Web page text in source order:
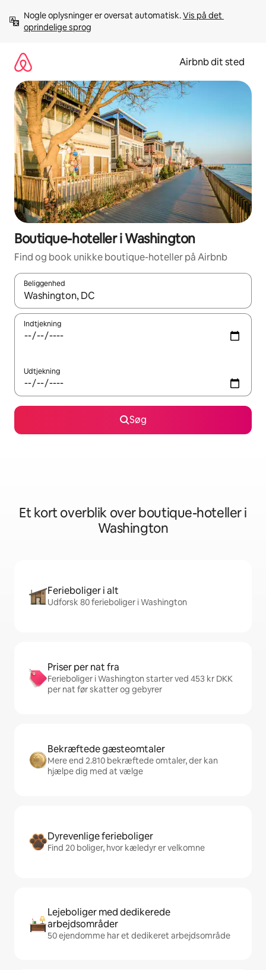
videre
Nogle oplysninger er oversat automatisk. Vis på det
oprindelige sprog
Airbnb dit sted
Boutique-hoteller i Washington
Find og book unikke boutique-hoteller på Airbnb
Beliggenhed
Når resultaterne er tilgængelige, skal du navigere med
Indtjekning
Udtjekning
Søg
Et kort overblik over boutique-hoteller i
Washington
Ferieboliger i alt
Udforsk 80 ferieboliger i Washington
Priser per nat fra
Ferieboliger i Washington starter ved 453 kr DKK
per nat før skatter og gebyrer
Bekræftede gæsteomtaler
Mere end 2.810 bekræftede omtaler, der kan
hjælpe dig med at vælge
Dyrevenlige ferieboliger
Find 20 boliger, hvor kæledyr er velkomne
Lejeboliger med dedikerede
arbejdsområder
50 ejendomme har et dedikeret arbejdsområde